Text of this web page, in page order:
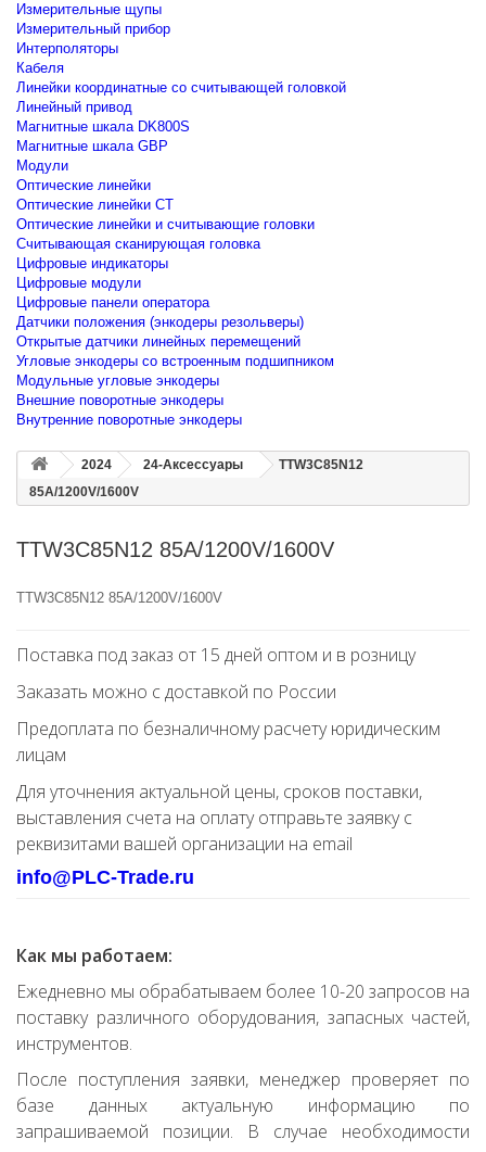
Измерительные щупы
Измерительный прибор
Интерполяторы
Кабеля
Линейки координатные со считывающей головкой
Линейный привод
Магнитные шкала DK800S
Магнитные шкала GBP
Модули
Оптические линейки
Оптические линейки CT
Оптические линейки и считывающие головки
Считывающая сканирующая головка
Цифровые индикаторы
Цифровые модули
Цифровые панели оператора
Датчики положения (энкодеры резольверы)
Открытые датчики линейных перемещений
Угловые энкодеры со встроенным подшипником
Модульные угловые энкодеры
Внешние поворотные энкодеры
Внутренние поворотные энкодеры
2024 24-Аксессуары
TTW3C85N12
85A/1200V/1600V
TTW3C85N12 85A/1200V/1600V
TTW3C85N12 85A/1200V/1600V
Поставка под заказ от 15 дней оптом и в розницу
Заказать можно с доставкой по России
Предоплата по безналичному расчету юридическим
лицам
Для уточнения актуальной цены, сроков поставки,
выставления счета на оплату отправьте заявку с
реквизитами вашей организации на email
info@PLC-Trade.ru
Как мы работаем:
Ежедневно мы обрабатываем более 10-20 запросов на
поставку различного оборудования, запасных частей,
инструментов.
После поступления заявки, менеджер проверяет по
базе данных актуальную информацию по
запрашиваемой позиции. В случае необходимости